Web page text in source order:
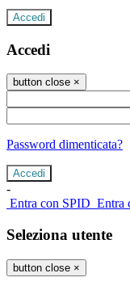
Accedi
Accedi
button close ×
Password dimenticata?
-
Entra con SPID Entra
Seleziona utente
button close ×